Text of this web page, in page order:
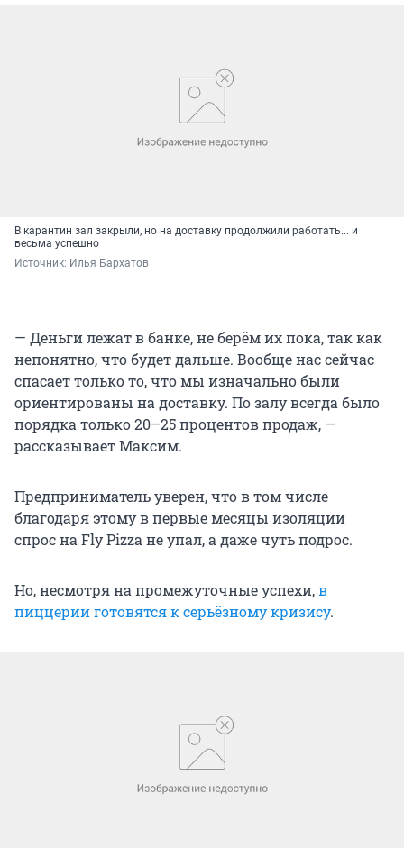
В карантин зал закрыли, но на доставку продолжили работать... и
весьма успешно
Источник: Илья Бархатов
— Деньги лежат в банке, не берём их пока, так как
непонятно, что будет дальше. Вообще нас сейчас
спасает только то, что мы изначально были
ориентированы на доставку. По залу всегда было
порядка только 20–25 процентов продаж, —
рассказывает Максим.
Предприниматель уверен, что в том числе
благодаря этому в первые месяцы изоляции
спрос на Fly Pizza не упал, а даже чуть подрос.
Но, несмотря на промежуточные успехи,в
пиццерии готовятся к серьёзному кризису.